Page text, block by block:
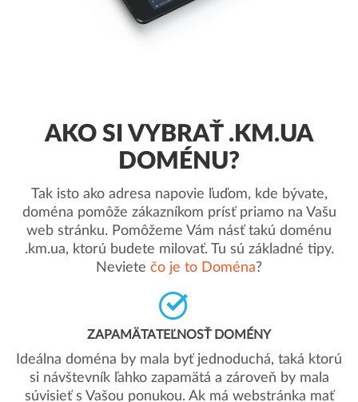
AKO SI VYBRAŤ .KM.UA
DOMÉNU?
Tak isto ako adresa napovie ľuďom, kde bývate,
doména pomôže zákazníkom prísť priamo na Vašu
web stránku. Pomôžeme Vám násť takú doménu
.km.ua, ktorú budete milovať. Tu sú základné tipy.
Neviete čo je to Doména?
ZAPAMÄTATEĽNOSŤ DOMÉNY
Ideálna doména by mala byť jednoduchá, taká ktorú
si návštevník ľahko zapamätá a zároveň by mala
súvisieť s Vašou ponukou. Ak má webstránka mať